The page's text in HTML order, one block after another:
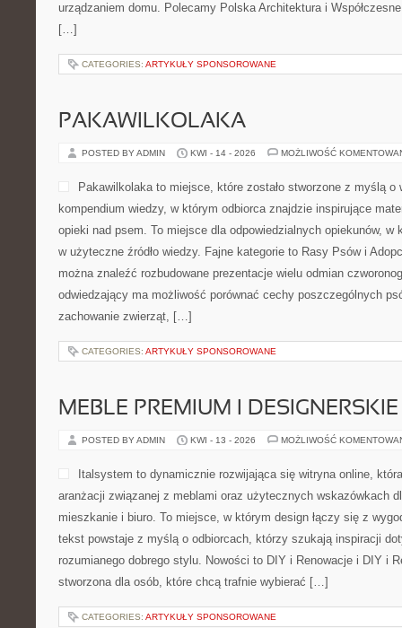
urządzaniem domu. Polecamy Polska Architektura i
[…]
CATEGORIES: ARTYKUŁY SPONSOROWANE
PAKAWILKOLAKA
POSTED BY ADMIN KWI - 14 - 2026 MOŻLIWOŚĆ
Pakawilkolaka to miejsce, które zostało stworzone z myślą o
kompendium wiedzy, w którym odbiorca znajdzie inspirujące
opieki nad psem. To miejsce dla odpowiedzialnych opiekunów, w
w użyteczne źródło wiedzy. Fajne kategorie to Rasy Psów i
można znaleźć rozbudowane prezentacje wielu odmian
odwiedzający ma możliwość porównać cechy poszczególnych
zachowanie zwierząt, […]
CATEGORIES: ARTYKUŁY SPONSOROWANE
MEBLE PREMIUM I DESIGNERSKIE
POSTED BY ADMIN KWI - 13 - 2026 MOŻLIWOŚĆ
Italsystem to dynamicznie rozwijająca się witryna online,
aranżacji związanej z meblami oraz użytecznych wskazówkach
mieszkanie i biuro. To miejsce, w którym design łączy się z
tekst powstaje z myślą o odbiorcach, którzy szukają inspiracji
rozumianego dobrego stylu. Nowości to DIY i Renowacje i DIY i
stworzona dla osób, które chcą trafnie wybierać […]
CATEGORIES: ARTYKUŁY SPONSOROWANE